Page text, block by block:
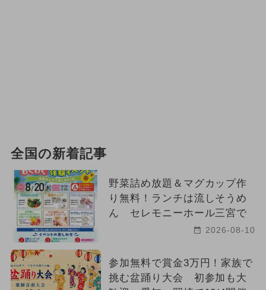
全国の新着記事
野菜詰め放題＆マグカップ作
り無料！ランチは流しそうめ
ん セレモニーホール三宮で
2026-08-10
参加無料で賞金3万円！家族で
挑む盆踊り大会 初参加も大